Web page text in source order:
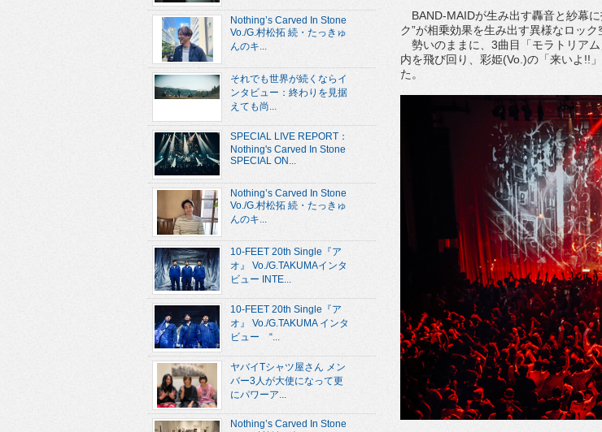
BAND-MAIDが生み出す轟音と紗幕に
ク”が相乗効果を生み出す異様なロック
勢いのままに、3曲目「モラトリア
内を飛び回り、彩姫(Vo.)の「来いよ!!
た。
Nothing’s Carved In Stone
Vo./G.村松拓 続・たっきゅ
んのキ...
それでも世界が続くならイ
ンタビュー：終わりを見据
えても尚...
SPECIAL LIVE REPORT：
Nothing's Carved In Stone
SPECIAL ON...
Nothing’s Carved In Stone
Vo./G.村松拓 続・たっきゅ
んのキ...
10-FEET 20th Single『ア
オ』 Vo./G.TAKUMAインタ
ビュー INTE...
10-FEET 20th Single『ア
オ』 Vo./G.TAKUMA インタ
ビュー “...
ヤバイTシャツ屋さん メン
バー3人が大使になって更
にパワーア...
Nothing’s Carved In Stone